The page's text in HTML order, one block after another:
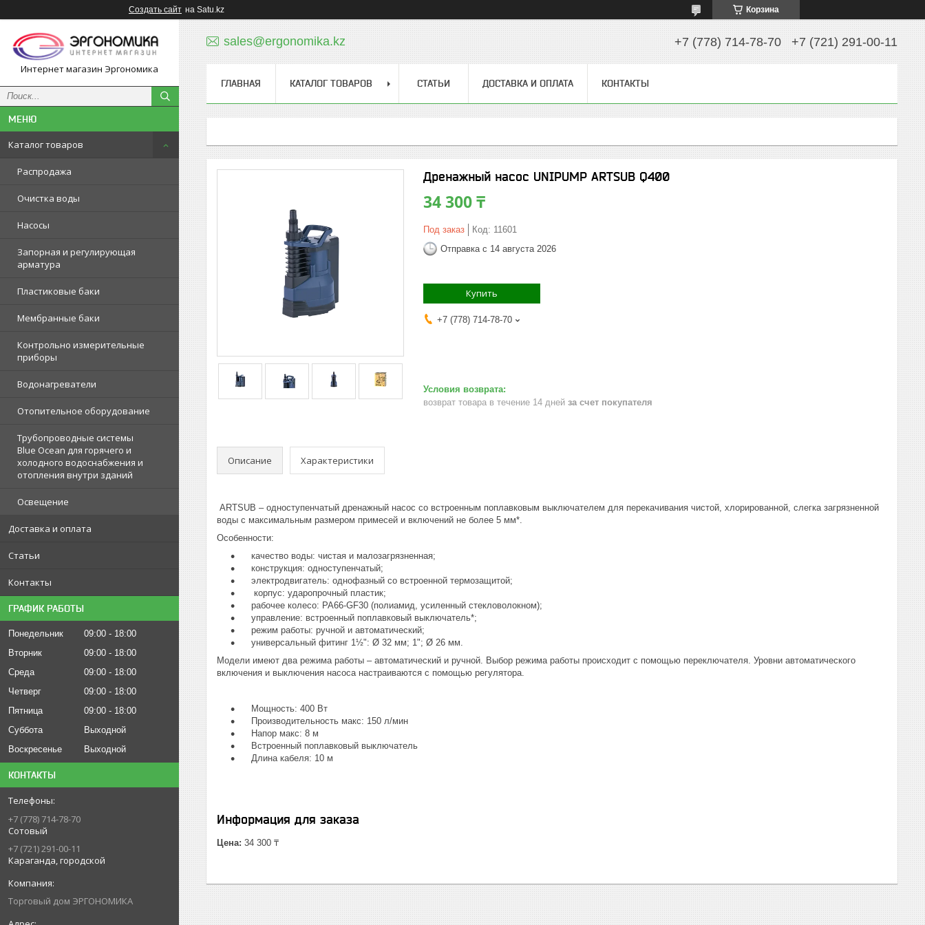
Создать сайт на Satu.kz Корзина
Интернет магазин Эргономика
Каталог товаров
Распродажа
Очистка воды
Насосы
Запорная и регулирующая
арматура
Пластиковые баки
Мембранные баки
Контрольно измерительные
приборы
Водонагреватели
Отопительное оборудование
Трубопроводные системы
Blue Ocean для горячего и
холодного водоснабжения и
отопления внутри зданий
Освещение
Доставка и оплата
Статьи
Контакты
ГРАФИК РАБОТЫ
Понедельник 09:00
18:00
Вторник
09:00
18:00
Среда
09:00
18:00
Четверг
09:00
18:00
Пятница
09:00
18:00
Суббота
Выходной
Воскресенье
Выходной
КОНТАКТЫ
+7 (778) 714-78-70
Сотовый
+7 (721) 291-00-11
Караганда, городской
Торговый дом ЭРГОНОМИКА
sales@ergonomika.kz +7 (778) 714-78-70 +7 (721) 291-00-11
ГЛАВНАЯ КАТАЛОГ ТОВАРОВ СТАТЬИ ДОСТАВКА И ОПЛАТА КОНТАКТЫ
Дренажный насос UNIPUMP ARTSUB Q400
34 300 ₸
Под заказ Код: 11601
Отправка с 14 августа 2026
Купить
+7 (778) 714-78-70
возврат товара в течение 14 дней за счет покупателя
Описание Характеристики
ARTSUB – одноступенчатый дренажный насос со встроенным поплавковым выключателем для перекачивания чистой, хлорированной, слегка загрязненной
воды с максимальным размером примесей и включений не более 5 мм*.
Особенности:
качество воды: чистая и малозагрязненная;
конструкция: одноступенчатый;
электродвигатель: однофазный со встроенной термозащитой;
корпус: ударопрочный пластик;
рабочее колесо: PA66-GF30 (полиамид, усиленный стекловолокном);
управление: встроенный поплавковый выключатель*;
режим работы: ручной и автоматический;
универсальный фитинг 1½": Ø 32 мм; 1"; Ø 26 мм.
Модели имеют два режима работы – автоматический и ручной. Выбор режима работы происходит с помощью переключателя. Уровни автоматического
включения и выключения насоса настраиваются с помощью регулятора.
Мощность: 400 Вт
Производительность макс: 150 л/мин
Напор макс: 8 м
Встроенный поплавковый выключатель
Длина кабеля: 10 м
Информация для заказа
Цена: 34 300 ₸